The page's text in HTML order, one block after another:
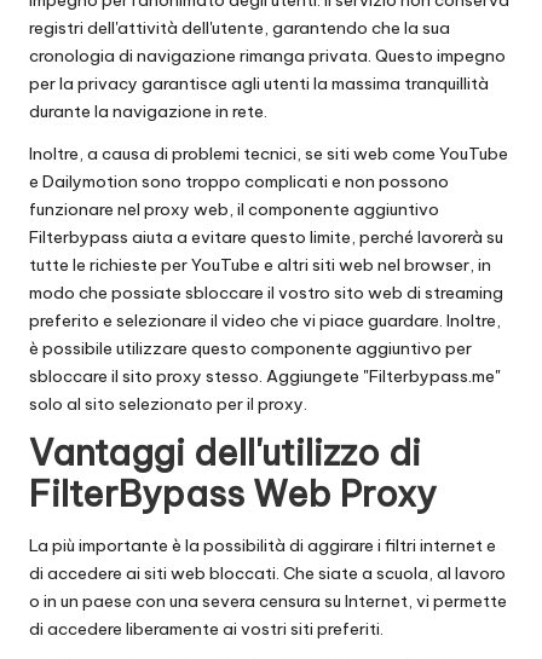
registri dell'attività dell'utente, garantendo che la sua
cronologia di navigazione rimanga privata. Questo impegno
per la privacy garantisce agli utenti la massima tranquillità
durante la navigazione in rete.
Inoltre, a causa di problemi tecnici, se siti web come YouTube
e Dailymotion sono troppo complicati e non possono
funzionare nel proxy web, il componente aggiuntivo
Filterbypass aiuta a evitare questo limite, perché lavorerà su
tutte le richieste per YouTube e altri siti web nel browser, in
modo che possiate sbloccare il vostro sito web di streaming
preferito e selezionare il video che vi piace guardare. Inoltre,
è possibile utilizzare questo componente aggiuntivo per
sbloccare il sito proxy stesso. Aggiungete "Filterbypass.me"
solo al sito selezionato per il proxy.
Vantaggi dell'utilizzo di
FilterBypass Web Proxy
La più importante è la possibilità di aggirare i filtri internet e
di accedere ai siti web bloccati. Che siate a scuola, al lavoro
o in un paese con una severa censura su Internet, vi permette
di accedere liberamente ai vostri siti preferiti.